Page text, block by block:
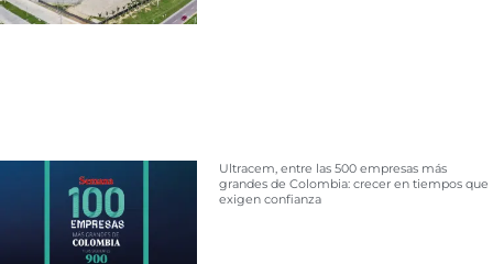
Ultracem, entre las 500 empresas más
grandes de Colombia: crecer en tiempos que
exigen confianza